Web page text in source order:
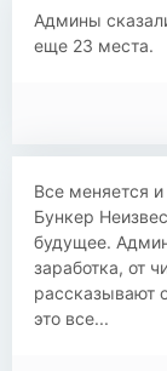
Админы
еще 23 места.
Все меняется
Бункер
будущее.
заработка, от
рассказывают
это все...